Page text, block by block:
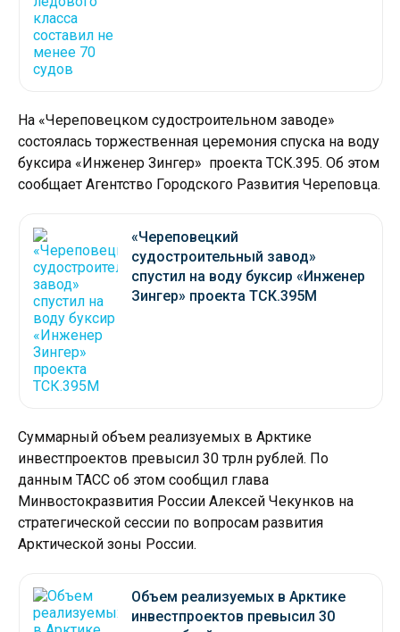
На «Череповецком судостроительном заводе»
состоялась торжественная церемония спуска на воду
буксира «Инженер Зингер» проекта ТСК.395. Об этом
сообщает Агентство Городского Развития Череповца.
«Череповецкий
судостроительный завод»
спустил на воду буксир «Инженер
Зингер» проекта ТСК.395М
Суммарный объем реализуемых в Арктике
инвестпроектов превысил 30 трлн рублей. По
данным ТАСС об этом сообщил глава
Минвостокразвития России Алексей Чекунков на
стратегической сессии по вопросам развития
Арктической зоны России.
Объем реализуемых в Арктике
инвестпроектов превысил 30